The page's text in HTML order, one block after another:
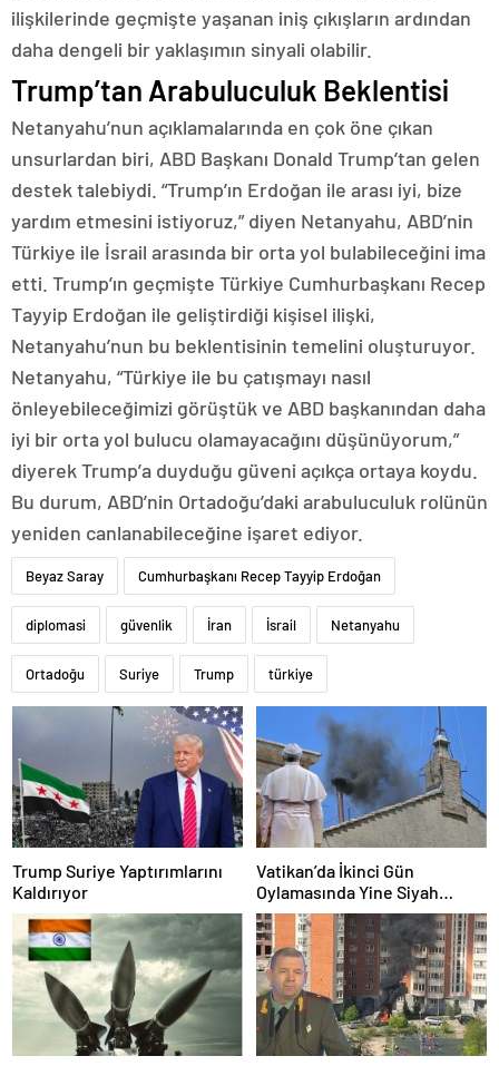
ilişkilerinde geçmişte yaşanan iniş çıkışların ardından
daha dengeli bir yaklaşımın sinyali olabilir.
Trump’tan Arabuluculuk Beklentisi
Netanyahu’nun açıklamalarında en çok öne çıkan
unsurlardan biri, ABD Başkanı Donald Trump’tan gelen
destek talebiydi. “Trump’ın Erdoğan ile arası iyi, bize
yardım etmesini istiyoruz,” diyen Netanyahu, ABD’nin
Türkiye ile İsrail arasında bir orta yol bulabileceğini ima
etti. Trump’ın geçmişte Türkiye Cumhurbaşkanı Recep
Tayyip Erdoğan ile geliştirdiği kişisel ilişki,
Netanyahu’nun bu beklentisinin temelini oluşturuyor.
Netanyahu, “Türkiye ile bu çatışmayı nasıl
önleyebileceğimizi görüştük ve ABD başkanından daha
iyi bir orta yol bulucu olamayacağını düşünüyorum,”
diyerek Trump’a duyduğu güveni açıkça ortaya koydu.
Bu durum, ABD’nin Ortadoğu’daki arabuluculuk rolünün
yeniden canlanabileceğine işaret ediyor.
Beyaz Saray Cumhurbaşkanı Recep Tayyip Erdoğan
diplomasi güvenlik İran İsrail Netanyahu
Ortadoğu Suriye Trump türkiye
Trump Suriye Yaptırımlarını
Kaldırıyor
Vatikan’da İkinci Gün
Oylamasında Yine Siyah
Duman